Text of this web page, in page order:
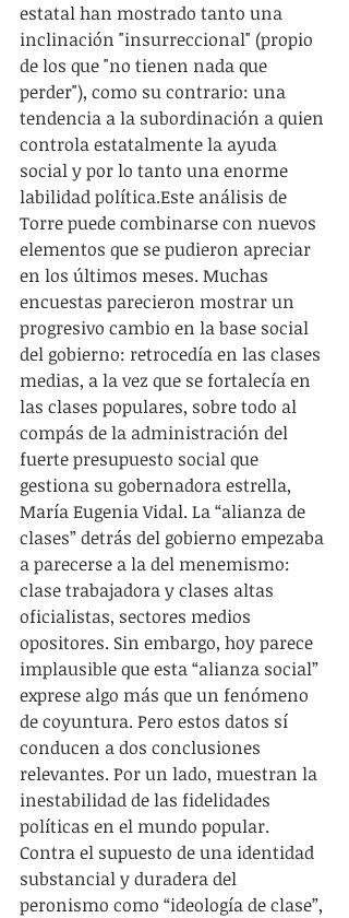
estatal han mostrado tanto una
inclinación "insurreccional" (propio
de los que "no tienen nada que
perder"), como su contrario: una
tendencia a la subordinación a quien
controla estatalmente la ayuda
social y por lo tanto una enorme
labilidad política.Este análisis de
Torre puede combinarse con nuevos
elementos que se pudieron apreciar
en los últimos meses. Muchas
encuestas parecieron mostrar un
progresivo cambio en la base social
del gobierno: retrocedía en las clases
medias, a la vez que se fortalecía en
las clases populares, sobre todo al
compás de la administración del
fuerte presupuesto social que
gestiona su gobernadora estrella,
María Eugenia Vidal. La “alianza de
clases” detrás del gobierno empezaba
a parecerse a la del menemismo:
clase trabajadora y clases altas
oficialistas, sectores medios
opositores. Sin embargo, hoy parece
implausible que esta “alianza social”
exprese algo más que un fenómeno
de coyuntura. Pero estos datos sí
conducen a dos conclusiones
relevantes. Por un lado, muestran la
inestabilidad de las fidelidades
políticas en el mundo popular.
Contra el supuesto de una identidad
substancial y duradera del
peronismo como “ideología de clase”,